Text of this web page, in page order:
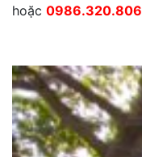
hoặc 0986.320.806